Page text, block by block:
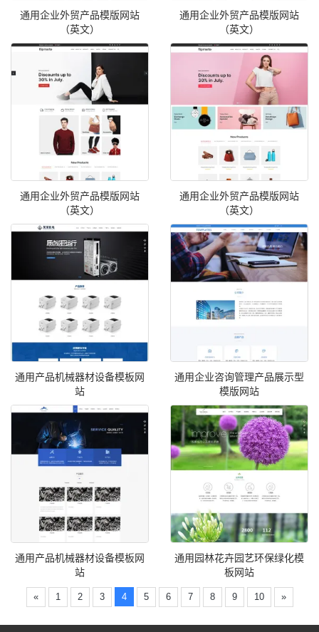
通用企业外贸产品模版网站
（英文）
通用企业外贸产品模版网站
（英文）
通用企业外贸产品模版网站
（英文）
通用企业外贸产品模版网站
（英文）
通用产品机械器材设备模板网
站
通用企业咨询管理产品展示型
模版网站
通用产品机械器材设备模板网
站
通用园林花卉园艺环保绿化模
板网站
« 1 2 3 4 5 6 7 8 9 10 »